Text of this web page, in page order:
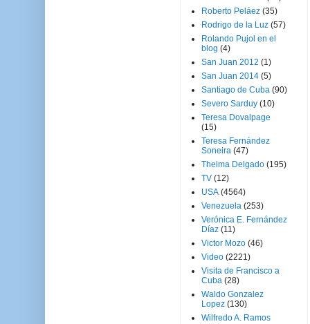
Roberto Peláez (35)
Rodrigo de la Luz (57)
Rolando Pujol en el
blog (4)
San Juan 2012 (1)
San Juan 2014 (5)
Santiago de Cuba (90)
Severo Sarduy (10)
Teresa Dovalpage
(15)
Teresa Fernández
Soneira (47)
Thelma Delgado (195)
TV (12)
USA (4564)
Venezuela (253)
Verónica E. Fernández
Díaz (11)
Victor Mozo (46)
Video (2221)
Visita de Francisco a
Cuba (28)
Waldo Gonzalez
Lopez (130)
Wilfredo A. Ramos